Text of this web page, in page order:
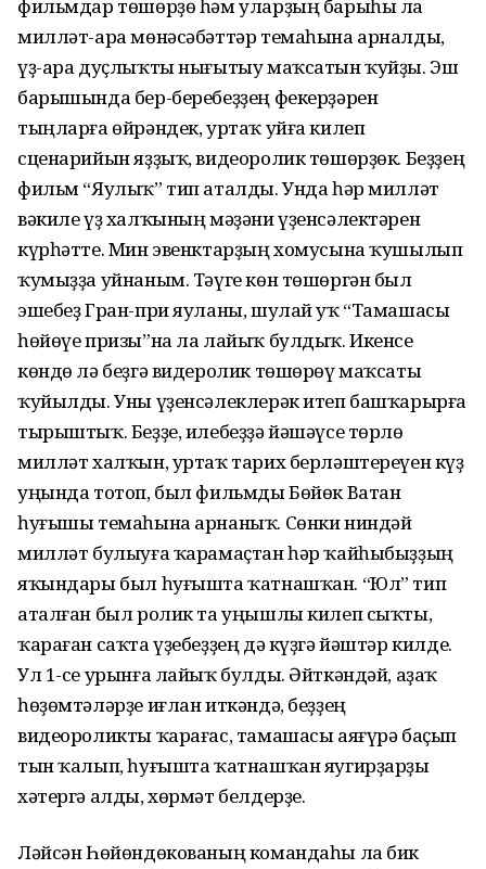
фильмдар төшөрҙө һәм уларҙың барыһы ла
милләт-ара мөнәсәбәттәр темаһына арналды,
үҙ-ара дуҫлыҡты нығытыу маҡсатын ҡуйҙы. Эш
барышында бер-беребеҙҙең фекерҙәрен
тыңларға өйрәндек, уртаҡ уйға килеп
сценарийын яҙҙыҡ, видеоролик төшөрҙөк. Беҙҙең
фильм “Яулыҡ” тип аталды. Унда һәр милләт
вәкиле үҙ халҡының мәҙәни үҙенсәлектәрен
күрһәтте. Мин эвенктарҙың хомусына ҡушылып
ҡумыҙҙа уйнаным. Тәүге көн төшөргән был
эшебеҙ Гран-при яуланы, шулай уҡ “Тамашасы
һөйөүе призы”на ла лайыҡ булдыҡ. Икенсе
көндө лә беҙгә видеролик төшөрөү маҡсаты
ҡуйылды. Уны үҙенсәлеклерәк итеп башҡарырға
тырыштыҡ. Беҙҙе, илебеҙҙә йәшәүсе төрлө
милләт халҡын, уртаҡ тарих берләштереүен күҙ
уңында тотоп, был фильмды Бөйөк Ватан
һуғышы темаһына арнаныҡ. Сөнки ниндәй
милләт булыуға ҡарамаҫтан һәр ҡайһыбыҙҙың
яҡындары был һуғышта ҡатнашҡан. “Юл” тип
аталған был ролик та уңышлы килеп сыҡты,
ҡараған саҡта үҙебеҙҙең дә күҙгә йәштәр килде.
Ул 1-се урынға лайыҡ булды. Әйткәндәй, аҙаҡ
һөҙөмтәләрҙе иғлан иткәндә, беҙҙең
видеороликты ҡарағас, тамашасы аяғүрә баҫып
тын ҡалып, һуғышта ҡатнашҡан яугирҙарҙы
хәтергә алды, хөрмәт белдерҙе.
Ләйсән Һөйөндөкованың командаһы ла бик